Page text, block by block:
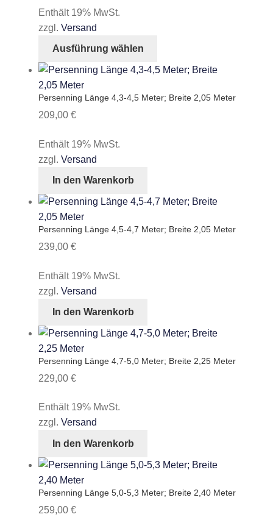
Produktseite
werden
Enthält 19% MwSt.
zzgl. Versand
Ausführung wählen
weist
Varianten
gewählt
Persenning Länge 4,3-4,5 Meter; Breite 2,05 Meter
209,00 €
Enthält 19% MwSt.
zzgl. Versand
In den Warenkorb
Persenning Länge 4,5-4,7 Meter; Breite 2,05 Meter
239,00 €
Enthält 19% MwSt.
zzgl. Versand
In den Warenkorb
Persenning Länge 4,7-5,0 Meter; Breite 2,25 Meter
229,00 €
Enthält 19% MwSt.
zzgl. Versand
In den Warenkorb
Persenning Länge 5,0-5,3 Meter; Breite 2,40 Meter
259,00 €